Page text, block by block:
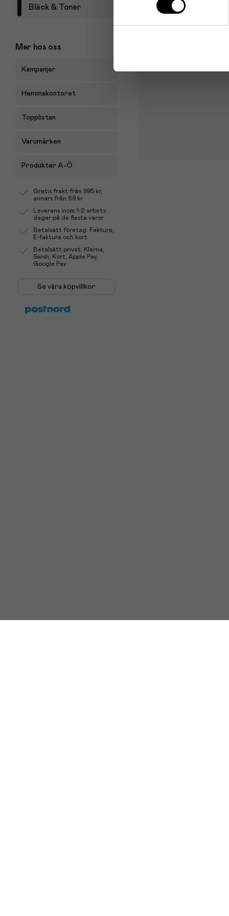
Bläck & Toner
Mer hos oss
Kampanjer
Hemmakontoret
Topplistan
Varumärken
Produkter A-Ö
Gratis frakt från 995 kr,
annars från 69 kr
Leverans inom 1-2 arbets-
dagar på de flesta varor
Betalsätt företag: Faktura,
E-faktura och kort
Betalsätt privat: Klarna,
Swish, Kort, Apple Pay,
Google Pay
Se våra köpvillkor